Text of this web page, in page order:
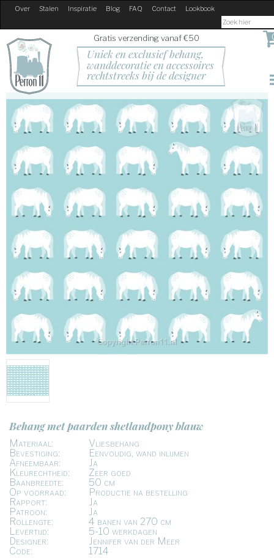
Over Stalen Inspiratie Blog FAQ Contact Lookbook
Gratis verzending vanaf €50
Uniek en exclusief behang,
wanddecoratie en accessoires
rechtstreeks bij de designer
Behang met paarden shetlandpony blauw
Materiaal:
Vliesbehang
Bevestiging:
Eenvoudig, wand inlijmen
Afneembaar:
Ja
Kleurechtheid:
Zeer goed
Baanbreedte:
50 cm
Op voorraad:
Productie na bestelling
Rapport:
Ja
Patroon:
Ja
Rollengte:
4 banen van 270 cm
Levertijd:
5-10 werkdagen
Designer:
Jennifer van der Meer
Code:
1714